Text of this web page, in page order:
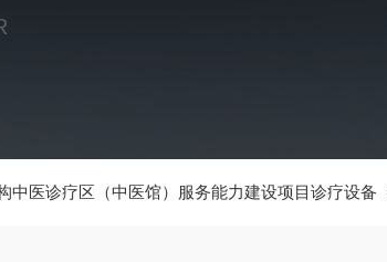
中医诊疗区（中医馆）服务能力建设项目诊疗设备